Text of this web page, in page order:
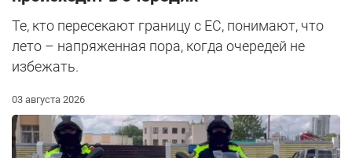
Те, кто пересекают границу с ЕС, понимают, что
лето – напряженная пора, когда очередей не
избежать.
03 августа 2026